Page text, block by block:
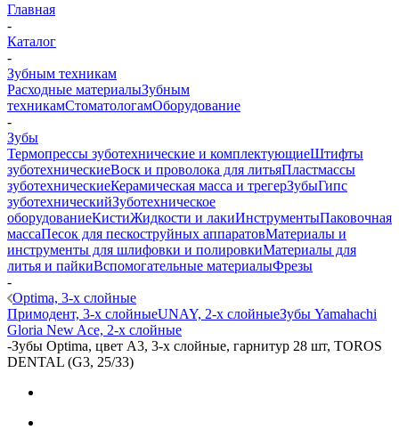
Главная
-
Каталог
-
Зубным техникам
Расходные материалыЗубным
техникамСтоматологамОборудование
-
Зубы
Термопрессы зуботехнические и комплектующиеШтифты
зуботехническиеВоск и проволока для литьяПластмассы
зуботехническиеКерамическая масса и трегерЗубыГипс
зуботехническийЗуботехническое
оборудованиеКистиЖидкости и лакиИнструментыПаковочная
массаПесок для пескоструйных аппаратовМатериалы и
инструменты для шлифовки и полировкиМатериалы для
литья и пайкиВспомогательные материалыФрезы
-
Optima, 3-х слойные
Примодент, 3-х слойныеUNAY, 2-х слойныеЗубы Yamahachi
Gloria New Ace, 2-х слойные
-Зубы Optima, цвет A3, 3-х слойные, гарнитур 28 шт, TOROS
DENTAL (G3, 25/33)